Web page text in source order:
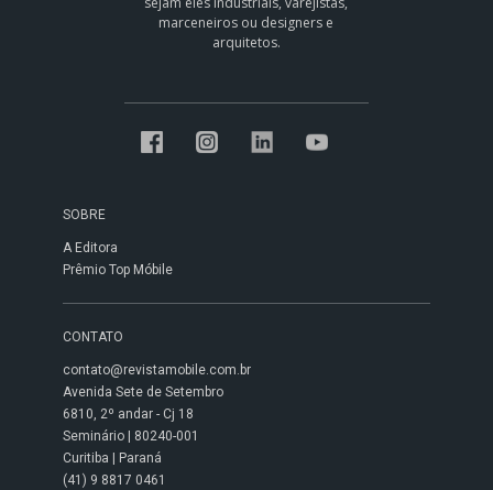
marceneiros ou designers e
arquitetos.
SOBRE
A Editora
Prêmio Top Móbile
CONTATO
contato@revistamobile.com.br
Avenida Sete de Setembro
6810, 2º andar - Cj 18
Seminário | 80240-001
Curitiba | Paraná
(41) 9 8817 0461